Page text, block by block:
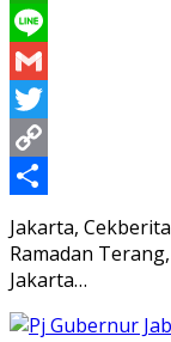
WhatsApp
Line
Gmail
Twitter
Copy
Link
Share
Jakarta,
Ramadan
Jakarta…